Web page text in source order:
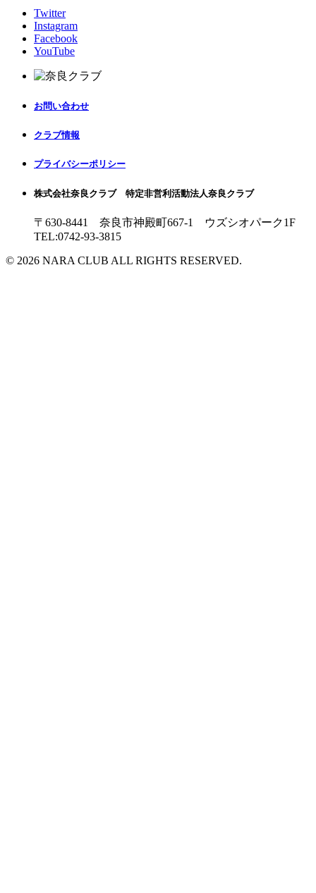
Twitter
Instagram
Facebook
YouTube
お問い合わせ
クラブ情報
プライバシーポリシー
株式会社奈良クラブ 特定非営利活動法人奈良クラブ
〒630-8441 奈良市神殿町667-1
ウズシオパーク1F
TEL:0742-93-3815
© 2026 NARA CLUB ALL RIGHTS RESERVED.